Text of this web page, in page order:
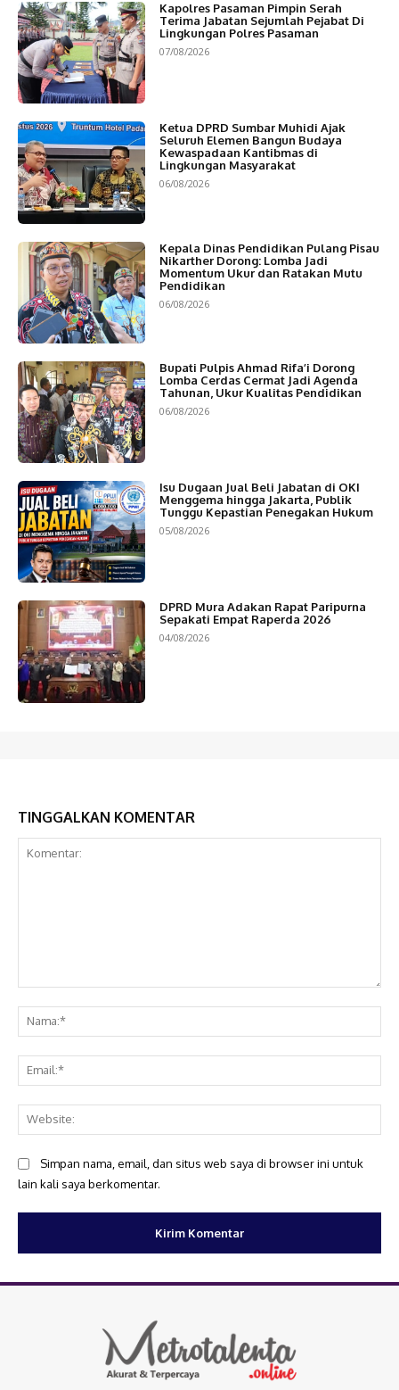
Kapolres Pasaman Pimpin Serah
Terima Jabatan Sejumlah Pejabat Di
Lingkungan Polres Pasaman
07/08/2026
Ketua DPRD Sumbar Muhidi Ajak
Seluruh Elemen Bangun Budaya
Kewaspadaan Kantibmas di
Lingkungan Masyarakat
06/08/2026
Kepala Dinas Pendidikan Pulang Pisau
Nikarther Dorong: Lomba Jadi
Momentum Ukur dan Ratakan Mutu
Pendidikan
06/08/2026
Bupati Pulpis Ahmad Rifa’i Dorong
Lomba Cerdas Cermat Jadi Agenda
Tahunan, Ukur Kualitas Pendidikan
06/08/2026
Isu Dugaan Jual Beli Jabatan di OKI
Menggema hingga Jakarta, Publik
Tunggu Kepastian Penegakan Hukum
05/08/2026
DPRD Mura Adakan Rapat Paripurna
Sepakati Empat Raperda 2026
04/08/2026
TINGGALKAN KOMENTAR
Simpan nama, email, dan situs web saya di browser ini untuk
lain kali saya berkomentar.